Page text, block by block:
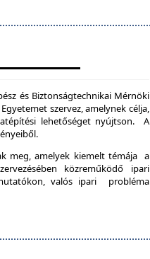
és Biztonságtechnikai Mérnöki
szervez, amelynek célja,
lehetőséget nyújtson. A
meg, amelyek kiemelt témája a
közreműködő ipari
valós ipari probléma